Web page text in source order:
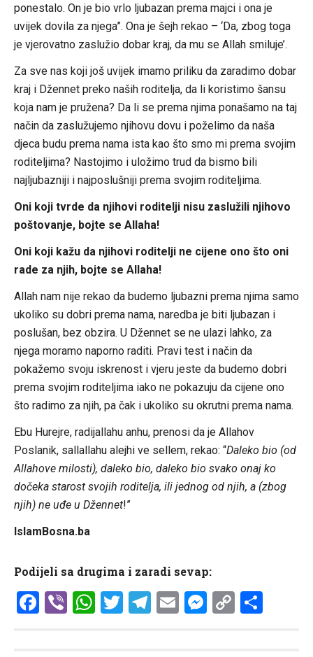
ponestalo. On je bio vrlo ljubazan prema majci i ona je
uvijek dovila za njega”. Ona je šejh rekao – ‘Da, zbog toga
je vjerovatno zaslužio dobar kraj, da mu se Allah smiluje’.
Za sve nas koji još uvijek imamo priliku da zaradimo dobar
kraj i Džennet preko naših roditelja, da li koristimo šansu
koja nam je pružena? Da li se prema njima ponašamo na taj
način da zaslužujemo njihovu dovu i poželimo da naša
djeca budu prema nama ista kao što smo mi prema svojim
roditeljima? Nastojimo i uložimo trud da bismo bili
najljubazniji i najposlušniji prema svojim roditeljima.
Oni koji tvrde da njihovi roditelji nisu zaslužili njihovo
poštovanje, bojte se Allaha!
Oni koji kažu da njihovi roditelji ne cijene ono što oni
rade za njih, bojte se Allaha!
Allah nam nije rekao da budemo ljubazni prema njima samo
ukoliko su dobri prema nama, naredba je biti ljubazan i
poslušan, bez obzira. U Džennet se ne ulazi lahko, za
njega moramo naporno raditi. Pravi test i način da
pokažemo svoju iskrenost i vjeru jeste da budemo dobri
prema svojim roditeljima iako ne pokazuju da cijene ono
što radimo za njih, pa čak i ukoliko su okrutni prema nama.
Ebu Hurejre, radijallahu anhu, prenosi da je Allahov
Poslanik, sallallahu alejhi ve sellem, rekao: “Daleko bio (od
Allahove milosti), daleko bio, daleko bio svako onaj ko
dočeka starost svojih roditelja, ili jednog od njih, a (zbog
njih) ne uđe u Džennet!”
IslamBosna.ba
Podijeli sa drugima i zaradi sevap:
Facebook
ViberWhatsApp
Twitter
Telegram
EmailCopy